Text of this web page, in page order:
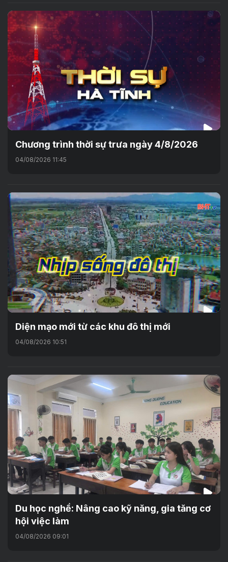
Chương trình thời sự trưa ngày 4/8/2026
04/08/2026 11:45
Diện mạo mới từ các khu đô thị mới
04/08/2026 10:51
Du học nghề: Nâng cao kỹ năng, gia tăng cơ
hội việc làm
04/08/2026 09:01